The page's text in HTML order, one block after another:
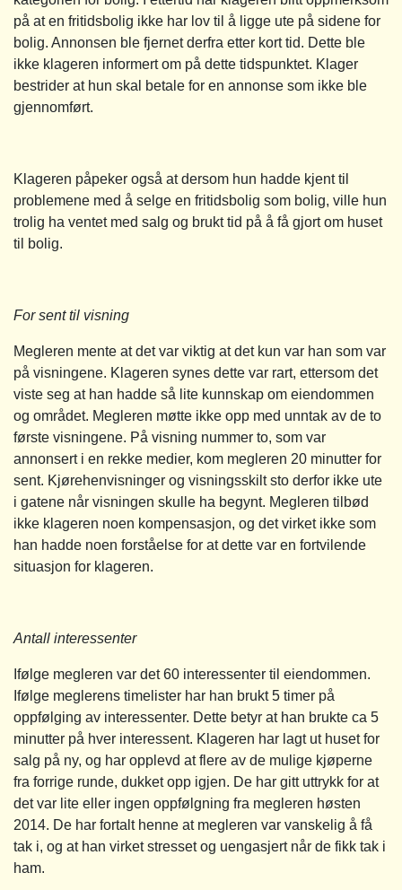
på at en fritidsbolig ikke har lov til å ligge ute på sidene for
bolig. Annonsen ble fjernet derfra etter kort tid. Dette ble
ikke klageren informert om på dette tidspunktet. Klager
bestrider at hun skal betale for en annonse som ikke ble
gjennomført.
Klageren påpeker også at dersom hun hadde kjent til
problemene med å selge en fritidsbolig som bolig, ville hun
trolig ha ventet med salg og brukt tid på å få gjort om huset
til bolig.
For sent til visning
Megleren mente at det var viktig at det kun var han som var
på visningene. Klageren synes dette var rart, ettersom det
viste seg at han hadde så lite kunnskap om eiendommen
og området. Megleren møtte ikke opp med unntak av de to
første visningene. På visning nummer to, som var
annonsert i en rekke medier, kom megleren 20 minutter for
sent. Kjørehenvisninger og visningsskilt sto derfor ikke ute
i gatene når visningen skulle ha begynt. Megleren tilbød
ikke klageren noen kompensasjon, og det virket ikke som
han hadde noen forståelse for at dette var en fortvilende
situasjon for klageren.
Antall interessenter
Ifølge megleren var det 60 interessenter til eiendommen.
Ifølge meglerens timelister har han brukt 5 timer på
oppfølging av interessenter. Dette betyr at han brukte ca 5
minutter på hver interessent. Klageren har lagt ut huset for
salg på ny, og har opplevd at flere av de mulige kjøperne
fra forrige runde, dukket opp igjen. De har gitt uttrykk for at
det var lite eller ingen oppfølgning fra megleren høsten
2014. De har fortalt henne at megleren var vanskelig å få
tak i, og at han virket stresset og uengasjert når de fikk tak i
ham.